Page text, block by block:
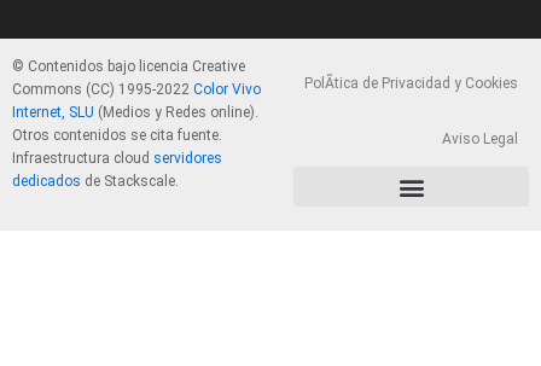
© Contenidos bajo licencia Creative
Commons (CC) 1995-2022 Color Vivo
Internet, SLU (Medios y Redes online).
Otros contenidos se cita fuente.
Infraestructura cloud servidores
dedicados de Stackscale.
PolÃ­tica de Privacidad y Cookies
Aviso Legal